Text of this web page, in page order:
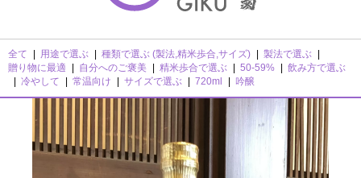
全て 用途で選ぶ 種類で選ぶ (製法,精米歩合,サイズ) 製法で選ぶ
贈り物に最適
自分へのご褒美 精米歩合で選ぶ 50-59%
飲み方で選ぶ
冷やして 常温向け サイズで選ぶ 720ml 吟醸